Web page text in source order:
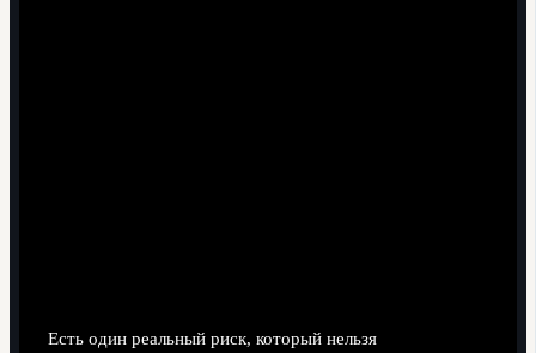
Есть один реальный риск, который нельзя